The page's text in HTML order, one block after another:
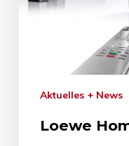
Aktuelles + News
Loewe